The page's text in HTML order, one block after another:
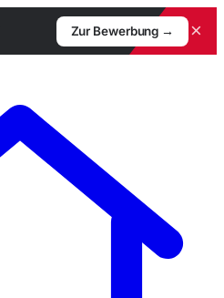
Zur Bewerbung → ×